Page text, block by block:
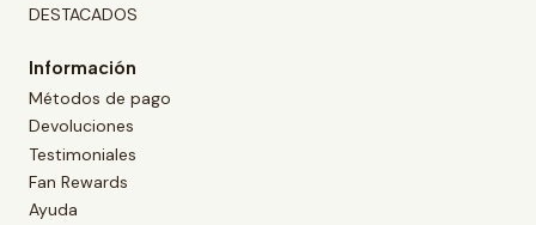
DESTACADOS
Información
Métodos de pago
Devoluciones
Testimoniales
Fan Rewards
Ayuda